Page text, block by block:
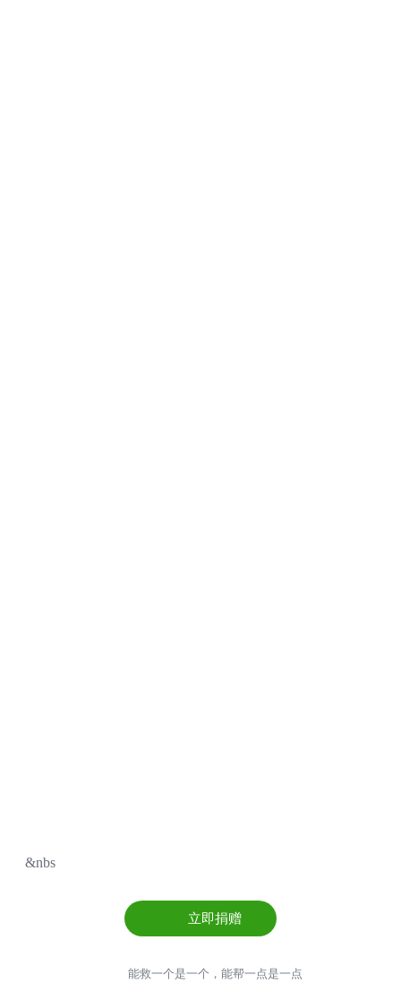
&nbs
立即捐赠
能救一个是一个，能帮一点是一点